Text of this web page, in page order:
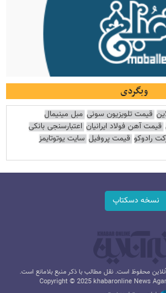
وبگردی
قیمت تلویزیون سونی مبل مینیمال
قیمت آهن فولاد ایرانیان اعتبارسنجی بانکی
رادوکو قیمت پروفیل سایت یوتوتایمز
نسخه دسکتاپ
محفوظ است. نقل مطالب با ذکر منبع بلامانع است.
Copyright © 2025 khabaronline News